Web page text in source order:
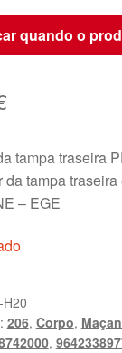
quando o
tampa traseira
da tampa
– EGE
206, Corpo,
,